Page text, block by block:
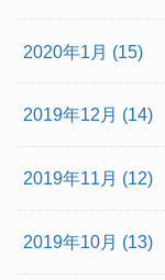
2020年1月 (15)
2019年12月 (14)
2019年11月 (12)
2019年10月 (13)